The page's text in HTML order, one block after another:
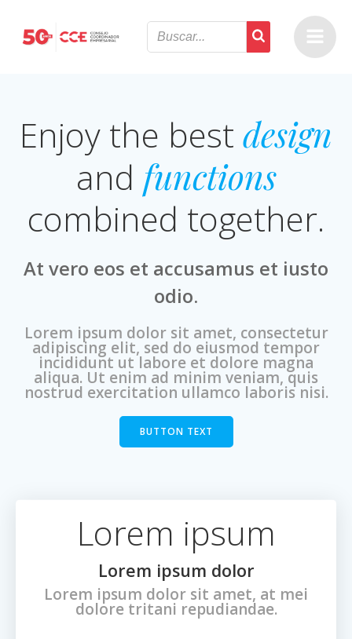
al
contenido
Enjoy the best design
and functions
combined together.
At vero eos et accusamus et iusto
odio.
Lorem ipsum dolor sit amet, consectetur
adipiscing elit, sed do eiusmod tempor
incididunt ut labore et dolore magna
aliqua. Ut enim ad minim veniam, quis
nostrud exercitation ullamco laboris nisi.
BUTTON TEXT
Lorem ipsum
Lorem ipsum dolor
Lorem ipsum dolor sit amet, at mei
dolore tritani repudiandae.